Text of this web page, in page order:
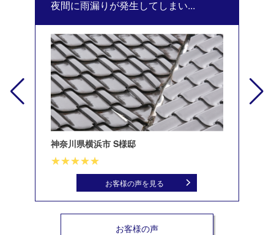
夜間に雨漏りが発生してしまい...
神奈川県横浜市 S様邸
お客様の声を見る
お客様の声